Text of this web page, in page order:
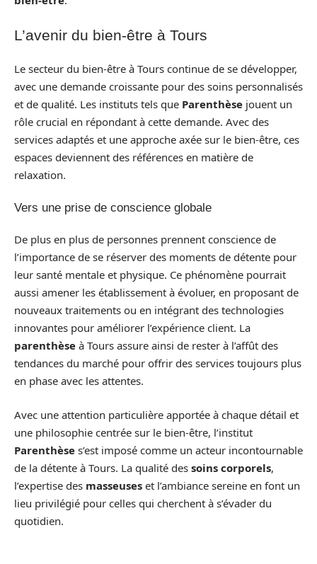
L’avenir du bien-être à Tours
Le secteur du bien-être à Tours continue de se développer,
avec une demande croissante pour des soins personnalisés
et de qualité. Les instituts tels que Parenthèse jouent un
rôle crucial en répondant à cette demande. Avec des
services adaptés et une approche axée sur le bien-être, ces
espaces deviennent des références en matière de
relaxation.
Vers une prise de conscience globale
De plus en plus de personnes prennent conscience de
l’importance de se réserver des moments de détente pour
leur santé mentale et physique. Ce phénomène pourrait
aussi amener les établissement à évoluer, en proposant de
nouveaux traitements ou en intégrant des technologies
innovantes pour améliorer l’expérience client. La
parenthèse à Tours assure ainsi de rester à l’affût des
tendances du marché pour offrir des services toujours plus
en phase avec les attentes.
Avec une attention particulière apportée à chaque détail et
une philosophie centrée sur le bien-être, l’institut
Parenthèse s’est imposé comme un acteur incontournable
de la détente à Tours. La qualité des soins corporels,
l’expertise des masseuses et l’ambiance sereine en font un
lieu privilégié pour celles qui cherchent à s’évader du
quotidien.